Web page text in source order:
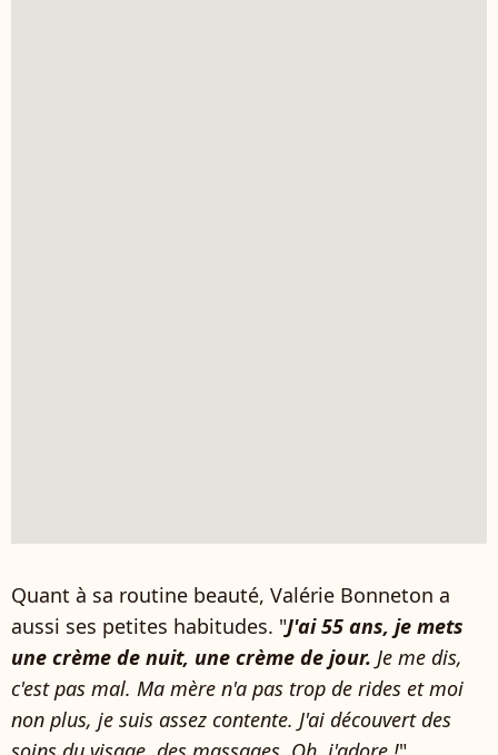
Quant à sa routine beauté, Valérie Bonneton a
aussi ses petites habitudes. "J'ai 55 ans, je mets
une crème de nuit, une crème de jour. Je me dis,
c'est pas mal. Ma mère n'a pas trop de rides et moi
non plus, je suis assez contente. J'ai découvert des